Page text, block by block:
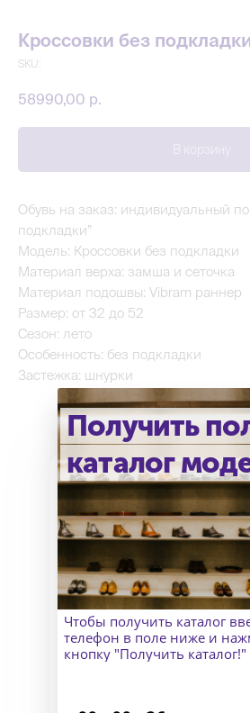
Кроссовки без
SKU:
58990,00 р.
Обувь на заказ: индивидуальный
подкладки”
Модель: Кроссовки без подкладки
Материал верха: замша и сеточка
Материал подошвы: Vibram раннер
Размер: от 32 до 52
Сезон: лето
Особенность: без подкладки
Застежка: шнурки
В Москве к Вам
замерщик, а для
из других городов
удаленный пошив и
макеты для снятия
Как узнать точный
Получить
каталог
Чтобы получить каталог
телефон в поле ниже и
кнопку "Получить каталог!"